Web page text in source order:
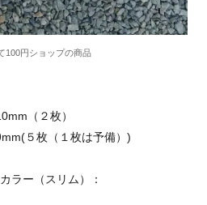
100円ショップの商品
（２枚）
５枚（１枚は予備）)
ラー（スリム）：